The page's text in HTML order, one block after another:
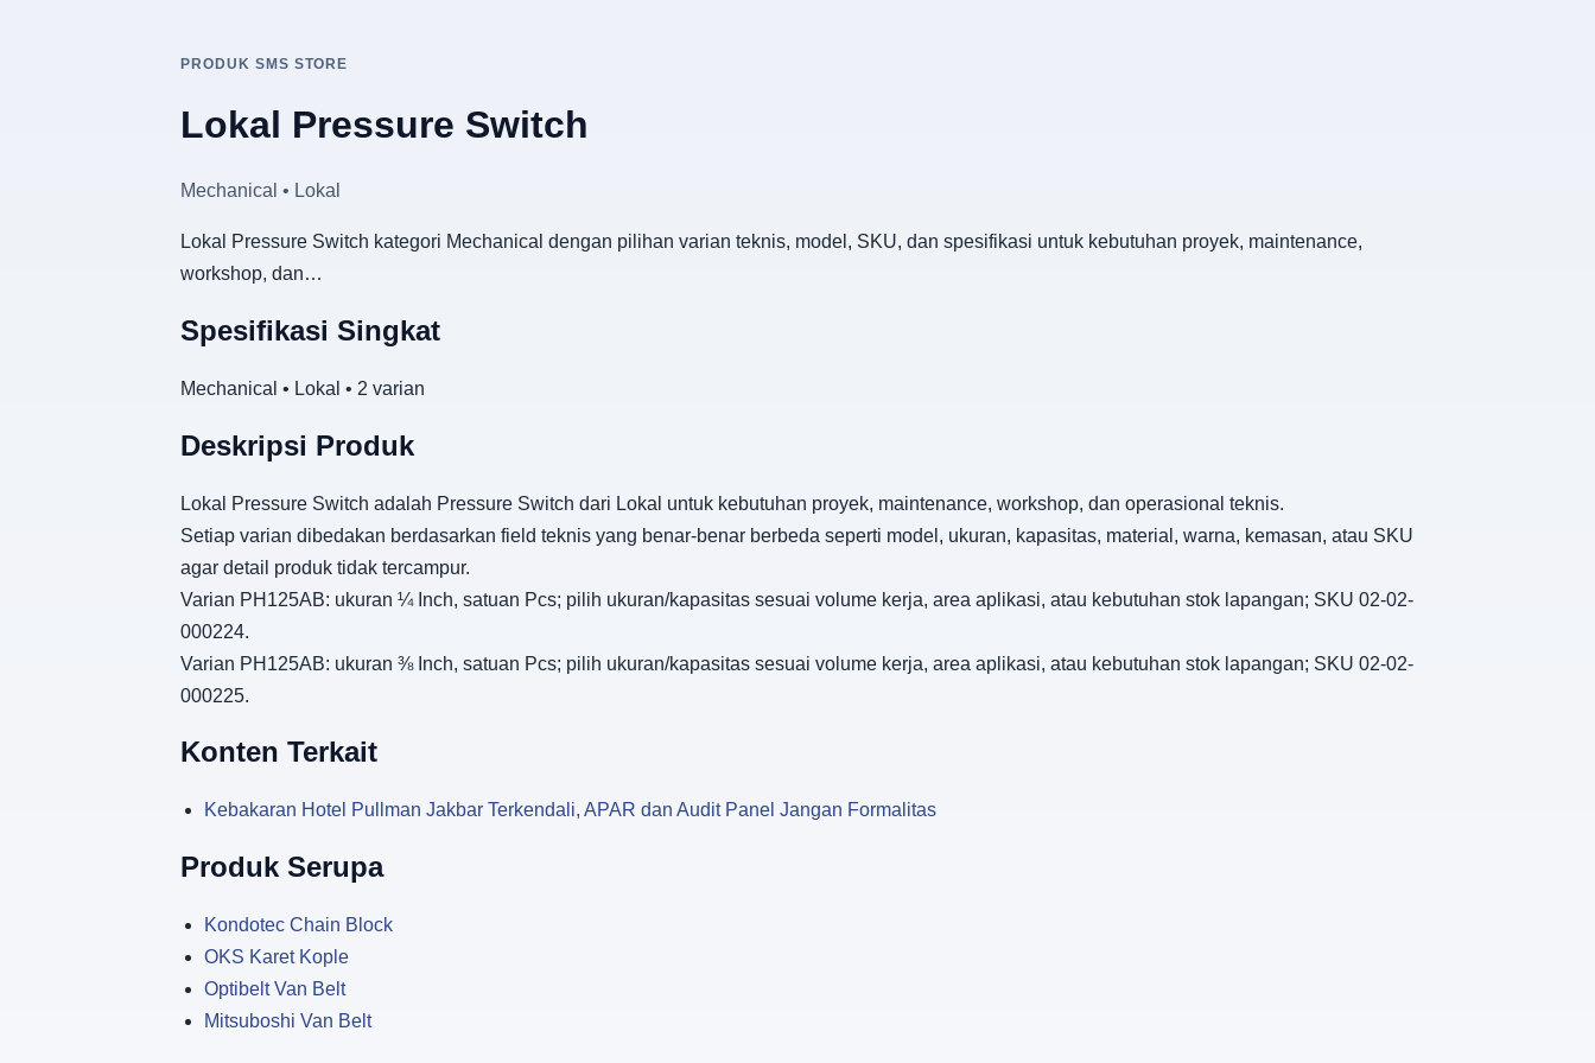
PRODUK SMS STORE
Lokal Pressure Switch
Mechanical • Lokal
Lokal Pressure Switch kategori Mechanical dengan pilihan varian teknis, model, SKU, dan spesifikasi untuk kebutuhan proyek, maintenance,
workshop, dan…
Spesifikasi Singkat
Mechanical • Lokal • 2 varian
Deskripsi Produk
Lokal Pressure Switch adalah Pressure Switch dari Lokal untuk kebutuhan proyek, maintenance, workshop, dan operasional teknis.
Setiap varian dibedakan berdasarkan field teknis yang benar-benar berbeda seperti model, ukuran, kapasitas, material, warna, kemasan, atau SKU
agar detail produk tidak tercampur.
Varian PH125AB: ukuran ¼ Inch, satuan Pcs; pilih ukuran/kapasitas sesuai volume kerja, area aplikasi, atau kebutuhan stok lapangan; SKU 02-02-
000224.
Varian PH125AB: ukuran ⅜ Inch, satuan Pcs; pilih ukuran/kapasitas sesuai volume kerja, area aplikasi, atau kebutuhan stok lapangan; SKU 02-02-
000225.
Konten Terkait
Kebakaran Hotel Pullman Jakbar Terkendali, APAR dan Audit Panel Jangan Formalitas
Produk Serupa
Kondotec Chain Block
OKS Karet Kople
Optibelt Van Belt
Mitsuboshi Van Belt